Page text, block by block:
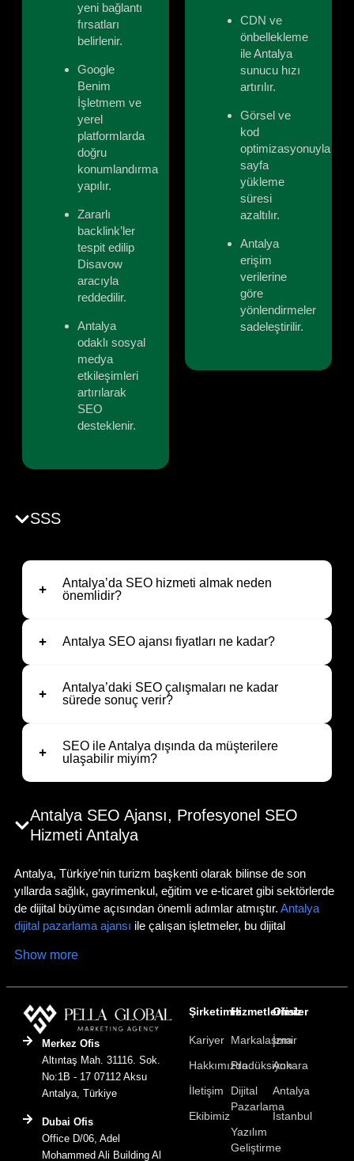
yeni bağlantı
fırsatları
belirlenir.
Google
Benim
İşletmem ve
yerel
platformlarda
doğru
konumlandırma
yapılır.
Zararlı
backlink’ler
tespit edilip
Disavow
aracıyla
reddedilir.
Antalya
odaklı sosyal
medya
etkileşimleri
artırılarak
SEO
desteklenir.
CDN ve
önbellekleme
ile Antalya
sunucu hızı
artırılır.
Görsel ve
kod
optimizasyonuyla
sayfa
yükleme
süresi
azaltılır.
Antalya
erişim
verilerine
göre
yönlendirmeler
sadeleştirilir.
SSS
Antalya’da SEO hizmeti almak neden
önemlidir?
Antalya SEO ajansı fiyatları ne kadar?
Antalya’daki SEO çalışmaları ne kadar
sürede sonuç verir?
SEO ile Antalya dışında da müşterilere
ulaşabilir miyim?
Antalya SEO Ajansı, Profesyonel SEO
Hizmeti Antalya
Antalya, Türkiye’nin turizm başkenti olarak bilinse de son
yıllarda sağlık, gayrimenkul, eğitim ve e-ticaret gibi sektörlerde
de dijital büyüme açısından önemli adımlar atmıştır. Antalya
dijital pazarlama ajansı ile çalışan işletmeler, bu dijital
büyük avantaj sağlar.
Turizm sezonunun yoğunluğu ve uluslararası kitleye hitap etme
ihtiyacı, Antalya’daki işletmelerin SEO çalışmalarını yerel ve
global ölçekte düşünmesini gerektirir. Antalya SEO ajansı, bu
çok yönlü yapıya uygun olarak stratejiler geliştirir ve markaların
dijital dünyadaki görünürlüğünü artırır.
Antalya SEO Ajansı Nedir ve Kime Hitap Eder?
Antalya SEO ajansı, turizm sektörü başta olmak üzere yerel ve
ulusal ölçekte faaliyet gösteren firmaların arama motorlarında
daha üst sıralarda yer almasını sağlayan profesyonel çözümler
Show more
Merkez Ofis
Altıntaş Mah. 31116. Sok.
No:1B - 17 07112 Aksu
Antalya, Türkiye
Dubai Ofis
Office D/06, Adel
Mohammed Ali Building Al
Şirketimiz
Kariyer
Hakkımızda
İletişim
Ekibimiz
Hizmetlerimiz
Markalaşma
Prodüksiyon
Dijital
Pazarlama
Yazılım
Geliştirme
Ofisler
İzmir
Ankara
Antalya
İstanbul